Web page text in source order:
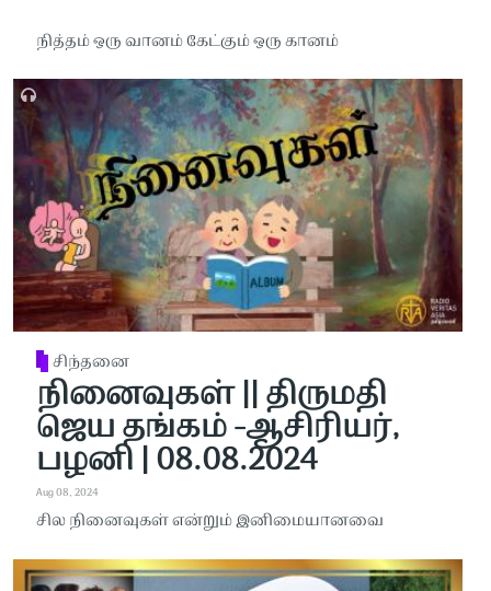
நித்தம் ஒரு வானம் கேட்கும் ஒரு கானம்
சிந்தனை
நினைவுகள் || திருமதி
ஜெய தங்கம் -ஆசிரியர்,
பழனி | 08.08.2024
Aug 08, 2024
சில நினைவுகள் என்றும் இனிமையானவை